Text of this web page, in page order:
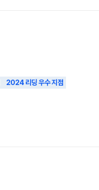
2024 리딩 우수 지점